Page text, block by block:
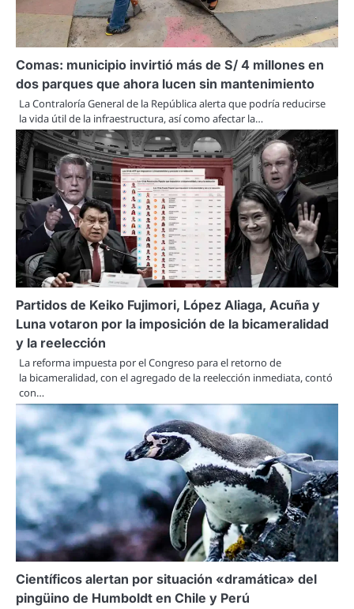
Comas: municipio invirtió más de S/ 4 millones en
dos parques que ahora lucen sin mantenimiento
La Contraloría General de la República alerta que podría reducirse
la vida útil de la infraestructura, así como afectar la…
Partidos de Keiko Fujimori, López Aliaga, Acuña y
Luna votaron por la imposición de la bicameralidad
y la reelección
La reforma impuesta por el Congreso para el retorno de
la bicameralidad, con el agregado de la reelección inmediata, contó
con…
Científicos alertan por situación «dramática» del
pingüino de Humboldt en Chile y Perú